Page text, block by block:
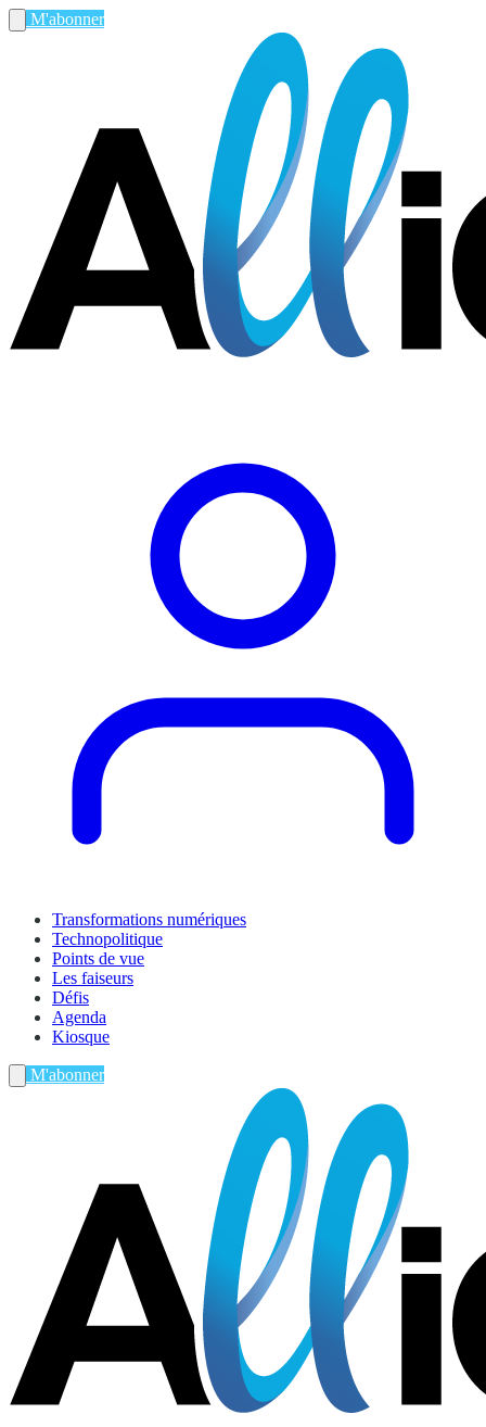
M'abonner
Transformations numériques
Technopolitique
Points de vue
Les faiseurs
Défis
Agenda
Kiosque
M'abonner